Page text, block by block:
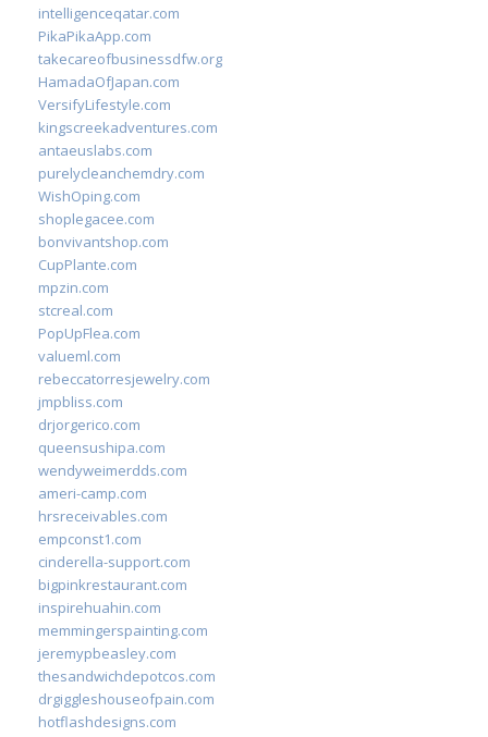
intelligenceqatar.com
PikaPikaApp.com
takecareofbusinessdfw.org
HamadaOfJapan.com
VersifyLifestyle.com
kingscreekadventures.com
antaeuslabs.com
purelycleanchemdry.com
WishOping.com
shoplegacee.com
bonvivantshop.com
CupPlante.com
mpzin.com
stcreal.com
PopUpFlea.com
valueml.com
rebeccatorresjewelry.com
jmpbliss.com
drjorgerico.com
queensushipa.com
wendyweimerdds.com
ameri-camp.com
hrsreceivables.com
empconst1.com
cinderella-support.com
bigpinkrestaurant.com
inspirehuahin.com
memmingerspainting.com
jeremypbeasley.com
thesandwichdepotcos.com
drgiggleshouseofpain.com
hotflashdesigns.com